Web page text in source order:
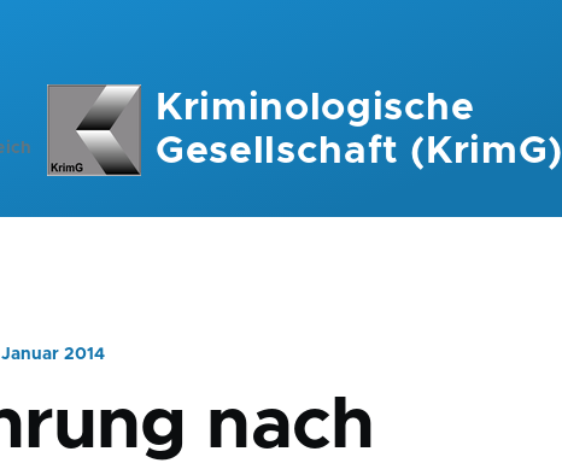
Kriminologische
Gesellschaft (KrimG)
Januar 2014
nach